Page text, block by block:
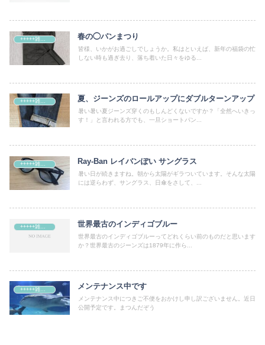
春の◯パンまつり
皆様、いかがお過ごしでしょうか。私はといえば、新年の福袋の忙
しない時も過ぎ去り、落ち着いた日々をゆる...
+++++雑記+++++ 夏、ジーンズのロールアップにダブルターンアップ
暑い暑い夏ジーンズ穿くのもしんどくないですか？「全然へいきっ
す！」と言われる方でも、一旦ショートパン...
+++++雑記+++++ Ray-Ban レイバンぽい サングラス
暑い日が続きますね。朝から太陽がギラついています。そんな太陽
には逆らわず、サングラス、日傘をさして、...
世界最古のインディゴブルー
世界最古のインディゴブルーってどれくらい前のものだと思います
か？世界最古のジーンズは1879年に作ら...
メンテナンス中です
メンテナンス中につきご不便をおかけし申し訳ございません。近日
公開予定です。まつんだぞう